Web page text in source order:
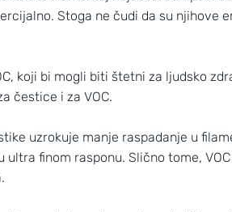
Stoga ne čudi da su njihove
koji bi mogli biti štetni za ljudsko
čestice i za VOC.
uzrokuje manje raspadanje u
finom rasponu. Slično tome, VOC